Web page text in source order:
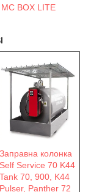
MC BOX LITE
Заправна колонка
Self Service 70 K44
Tank 70, 900, K44
Pulser, Panther 72